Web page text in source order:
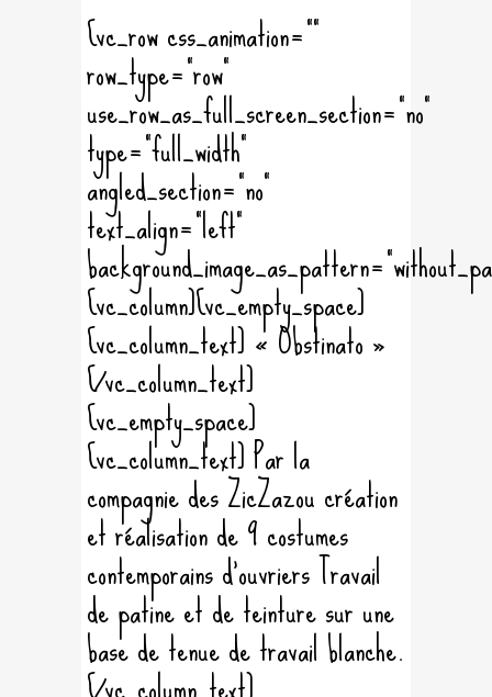
[vc_row css_animation=""
row_type="row"
use_row_as_full_screen_section="no"
type="full_width"
angled_section="no"
text_align="left"
[vc_column][vc_empty_space]
[vc_column_text] « Obstinato »
[/vc_column_text]
[vc_empty_space]
[vc_column_text] Par la
compagnie des ZicZazou création
et réalisation de 9 costumes
contemporains d'ouvriers Travail
de patine et de teinture sur une
base de tenue de travail blanche.